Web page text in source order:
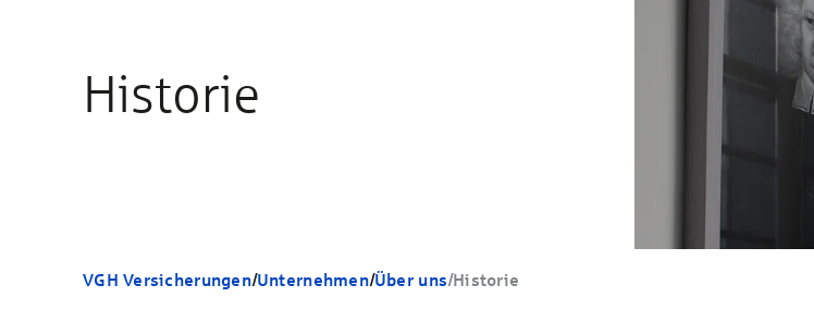
Historie
VGH Versicherungen/Unternehmen/Über uns/Historie